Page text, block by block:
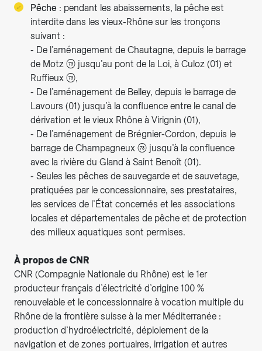
Pêche : pendant les abaissements, la pêche est
interdite dans les vieux-Rhône sur les tronçons
suivant :
- De l’aménagement de Chautagne, depuis le barrage
de Motz (73) jusqu’au pont de la Loi, à Culoz (01) et
Ruffieux (73),
- De l’aménagement de Belley, depuis le barrage de
Lavours (01) jusqu’à la confluence entre le canal de
dérivation et le vieux Rhône à Virignin (01),
- De l’aménagement de Brégnier-Cordon, depuis le
barrage de Champagneux (73) jusqu’à la confluence
avec la rivière du Gland à Saint Benoît (01).
- Seules les pêches de sauvegarde et de sauvetage,
pratiquées par le concessionnaire, ses prestataires,
les services de l’État concernés et les associations
locales et départementales de pêche et de protection
des milieux aquatiques sont permises.
À propos de CNR
CNR (Compagnie Nationale du Rhône) est le 1er
producteur français d’électricité d’origine 100 %
renouvelable et le concessionnaire à vocation multiple du
Rhône de la frontière suisse à la mer Méditerranée :
production d’hydroélectricité, déploiement de la
navigation et de zones portuaires, irrigation et autres